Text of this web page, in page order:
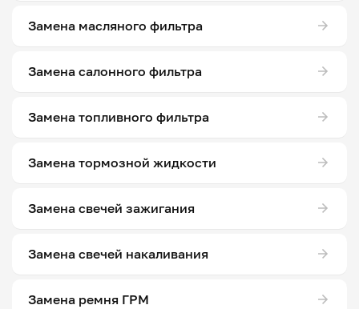
Замена масляного фильтра
Замена салонного фильтра
Замена топливного фильтра
Замена тормозной жидкости
Замена свечей зажигания
Замена свечей накаливания
Замена ремня ГРМ